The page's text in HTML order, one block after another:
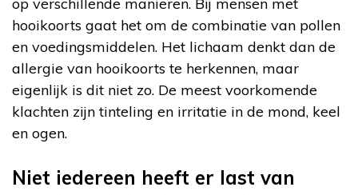
hooikoorts gaat het om de combinatie van pollen
en voedingsmiddelen. Het lichaam denkt dan de
allergie van hooikoorts te herkennen, maar
eigenlijk is dit niet zo. De meest voorkomende
klachten zijn tinteling en irritatie in de mond, keel
en ogen.
Niet iedereen heeft er last van